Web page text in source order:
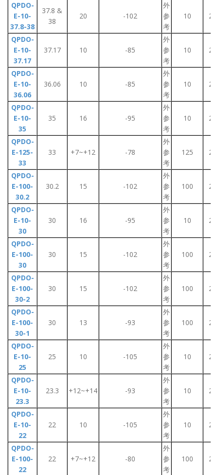
QPDO-
E-10-
37.8-38
37.8 &
38
20 -102
外
参
考
10
QPDO-
E-10-
37.17
37.17 10 -85
外
参
考
10
QPDO-
E-10-
36.06
36.06 10 -85
外
参
考
10
QPDO-
E-10-
35
35 16 -95
外
参
考
10
QPDO-
E-125-
33
33 +7~+12 -78
外
参
考
125
QPDO-
E-100-
30.2
30.2 15 -102
外
参
考
100
QPDO-
E-10-
30
30 16 -95
外
参
考
10
QPDO-
E-100-
30
30 15 -102
外
参
考
100
QPDO-
E-100-
30-2
30 15 -102
外
参
考
100
QPDO-
E-100-
30-1
30 13 -93
外
参
考
100
QPDO-
E-10-
25
25 10 -105
外
参
考
10
QPDO-
E-10-
23.3
23.3 +12~+14 -93
外
参
考
10
QPDO-
E-10-
22
22 10 -105
外
参
考
10
QPDO-
E-100-
22
22 +7~+12 -80
外
参
考
100